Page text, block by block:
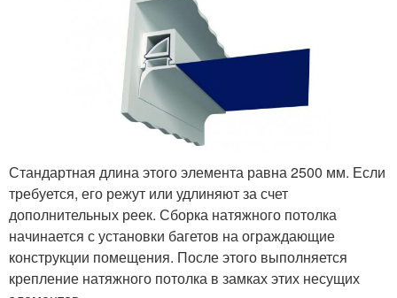
Стандартная длина этого элемента равна 2500 мм. Если
требуется, его режут или удлиняют за счет
дополнительных реек. Сборка натяжного потолка
начинается с установки багетов на ограждающие
конструкции помещения. После этого выполняется
крепление натяжного потолка в замках этих несущих